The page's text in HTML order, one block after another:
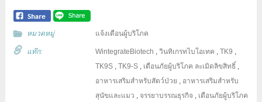
หมวดหมู่ แจ้งเตือนผู้บริโภค
แท๊ก: WintegrateBiotech ,วินทิเกรทไบโอเทค ,TK9
TK9S ,TK9-S เตือนภัยผู้บริโภค ละเมิดลิขสิทธิ์
อาหารเสริมสำหรับสัตว์ป่วย
อาหารเสริมสำหรับ
สุนัขและแมว
จรรยาบรรณธุรกิจ เตือนภัยผู้บริโภค